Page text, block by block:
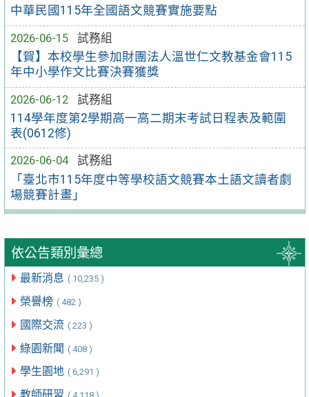
中華民國115年全國語文競賽實施要點
2026-06-15
試務組
【賀】本校學生參加財團法人溫世仁文教基金會115
年中小學作文比賽決賽獲獎
2026-06-12
試務組
114學年度第2學期高一高二期末考試日程表及範圍
表(0612修)
2026-06-04
試務組
「臺北市115年度中等學校語文競賽本土語文讀者劇
場競賽計畫」
依公告類別彙總
最新消息 ( 10,235 )
榮譽榜 ( 482 )
國際交流 ( 223 )
綠園新聞 ( 408 )
學生園地 ( 6,291 )